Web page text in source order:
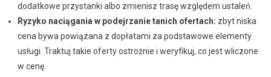
dodatkowe przystanki albo zmienisz trasę względem ustaleń.
Ryzyko naciągania w podejrzanie tanich ofertach: zbyt niska
cena bywa powiązana z dopłatami za podstawowe elementy
usługi. Traktuj takie oferty ostrożnie i weryfikuj, co jest wliczone
w cenę.